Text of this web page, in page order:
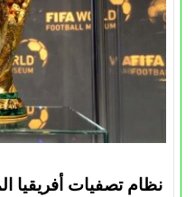
نظام تصفيات أفريقيا